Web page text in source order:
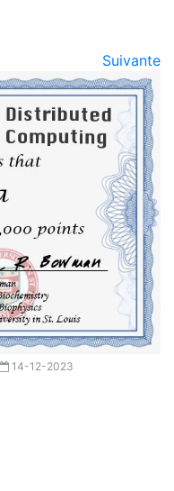
Suivante
14-12-2023